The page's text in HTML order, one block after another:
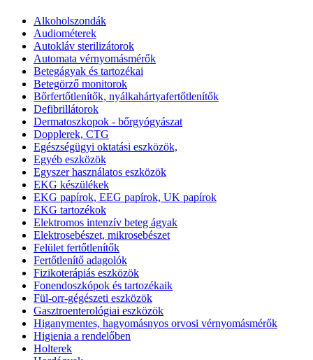
Alkoholszondák
Audiométerek
Autokláv sterilizátorok
Automata vérnyomásmérők
Betegágyak és tartozékai
Betegörző monitorok
Bőrfertőtlenítők, nyálkahártyafertőtlenítők
Defibrillátorok
Dermatoszkopok - bőrgyógyászat
Dopplerek, CTG
Egészségügyi oktatási eszközök,
Egyéb eszközök
Egyszer használatos eszközök
EKG készülékek
EKG papírok, EEG papírok, UK papírok
EKG tartozékok
Elektromos intenzív beteg ágyak
Elektrosebészet, mikrosebészet
Felület fertőtlenítők
Fertőtlenítő adagolók
Fizikoterápiás eszközök
Fonendoszkópok és tartozékaik
Fül-orr-gégészeti eszközök
Gasztroenterológiai eszközök
Higanymentes, hagyomásnyos orvosi vérnyomásmérők
Higienia a rendelőben
Holterek